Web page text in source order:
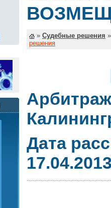
» Судебные решения
решения
Дата